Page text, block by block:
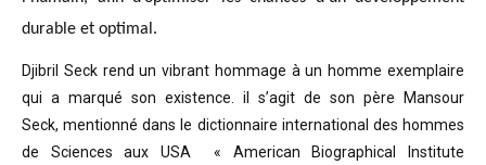
durable et optimal.
Djibril Seck rend un vibrant hommage à un homme exemplaire
qui a marqué son existence. il s’agit de son père Mansour
Seck,mentionné dans le dictionnaire international des hommes
de Sciences aux USA « American Biographical Institute